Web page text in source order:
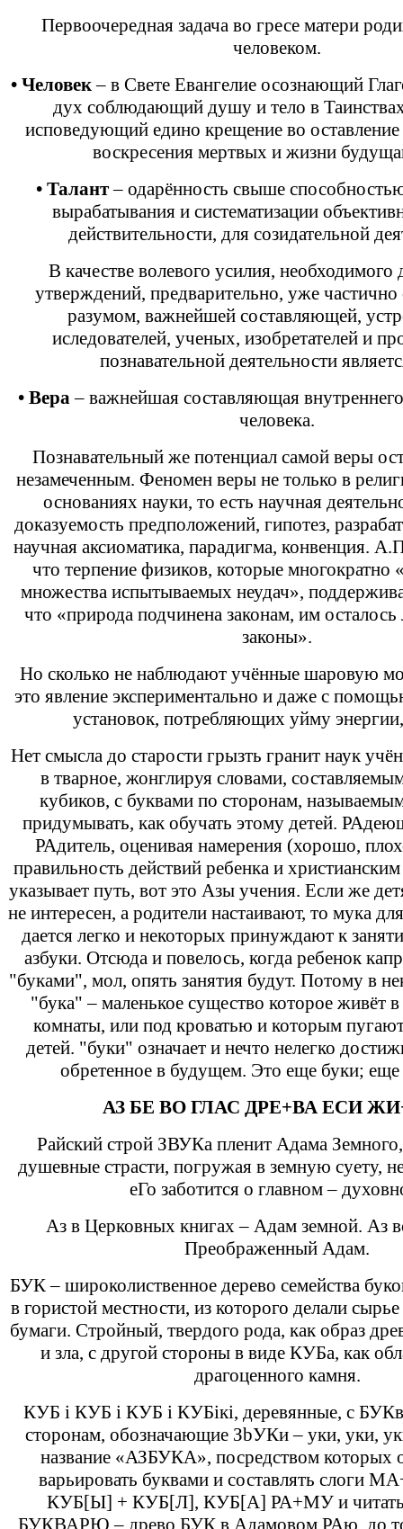
Первоочередная задача во гресе матери
человеком.
• Человек– в Свете Евангелие осознающий
дух соблюдающий душу и тело в
исповедующий едино крещение во
воскресения мертвых и жизни
• Талант– одарённость свыше
вырабатывания и систематизации
действительности, для созидательной
В качестве волевого усилия, необходимого
утверждений, предварительно, уже
разумом, важнейшей составляющей,
иследователей, ученых, изобретателей и
познавательной деятельности
• Вера– важнейшая составляющая
человека.
Познавательный же потенциал самой веры
незамеченным. Феномен веры не только в
основаниях науки, то есть научная
доказуемость предположений, гипотез,
научная аксиоматика, парадигма, конвенция.
что терпение физиков, которые многократно
множества испытываемых неудач»,
что «природа подчинена законам, им осталось
законы».
Но сколько не наблюдают учённые шаровую
это явление экспериментально и даже с
установок, потребляющих уйму
Нет смысла до старости грызть гранит наук
в тварное, жонглируя словами,
кубиков, с буквами по сторонам,
придумывать, как обучать этому детей.
РАдитель, оценивая намерения (хорошо,
правильность действий ребенка и
указывает путь, вот это Азы учения. Если же
не интересен, а родители настаивают, то мука
дается легко и некоторых принуждают к
азбуки. Отсюда и повелось, когда ребенок
"буками", мол, опять занятия будут. Потому в
"бука" – маленькое существо которое живёт
комнаты, или под кроватью и которым
детей. "буки" означает и нечто нелегко
обретенное в будущем. Это еще буки; еще
АЗ БЕ ВО ГЛАС ДРЕ+ВА ЕСИ
Райский строй ЗВУКа пленит Адама
душевные страсти, погружая в земную суету,
еГо заботится о главном –
Аз в Церковных книгах – Адам земной. Аз
Преображенный Адам.
БУК – широколиственное дерево семейства
в гористой местности, из которого делали
бумаги. Стройный, твердого рода, как образ
и зла, с другой стороны в виде КУБа, как
драгоценного камня.
КУБ i КУБ i КУБ i КУБiкi, деревянные, с
сторонам, обозначающие ЗbУКи – уки, уки,
название «АЗБУКА», посредством которых
варьировать буквами и составлять
КУБ[Ы] + КУБ[Л], КУБ[А] РА+МУ и читать
БУКВАРЮ – древо БУК в Адамовом РАю, до